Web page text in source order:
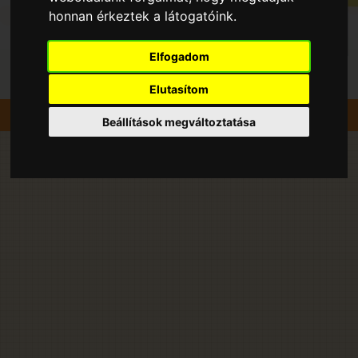
honnan érkeztek a látogatóink.
Elfogadom
Elutasítom
Beállítások megváltoztatása
Szedd magad Cseresznye Környe